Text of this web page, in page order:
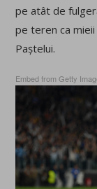
pe atât de
pe teren ca mieii
Paștelui.
Embed from Getty